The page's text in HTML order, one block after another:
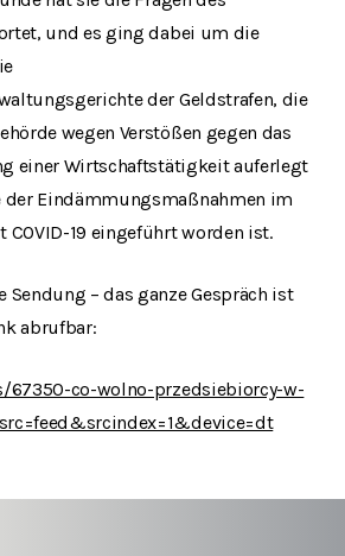
und es ging dabei um die
der Geldstrafen, die
wegen Verstößen gegen das
einer Wirtschaftstätigkeit auferlegt
Eindämmungsmaßnahmen im
19 eingeführt worden ist.
Sendung – das ganze Gespräch ist
abrufbar:
co-wolno-przedsiebiorcy-w-